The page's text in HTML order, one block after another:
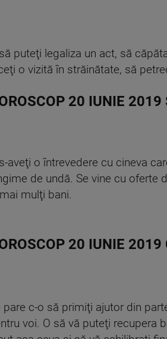
puteţi legaliza un act, să
o vizită în străinătate, să
20 IUNIE 2019
aveţi o întrevedere cu cineva
de undă. Se vine cu oferte
mulţi bani.
20 IUNIE 2019
pare c-o să primiţi ajutor din
voi. O să vă puteţi recupera